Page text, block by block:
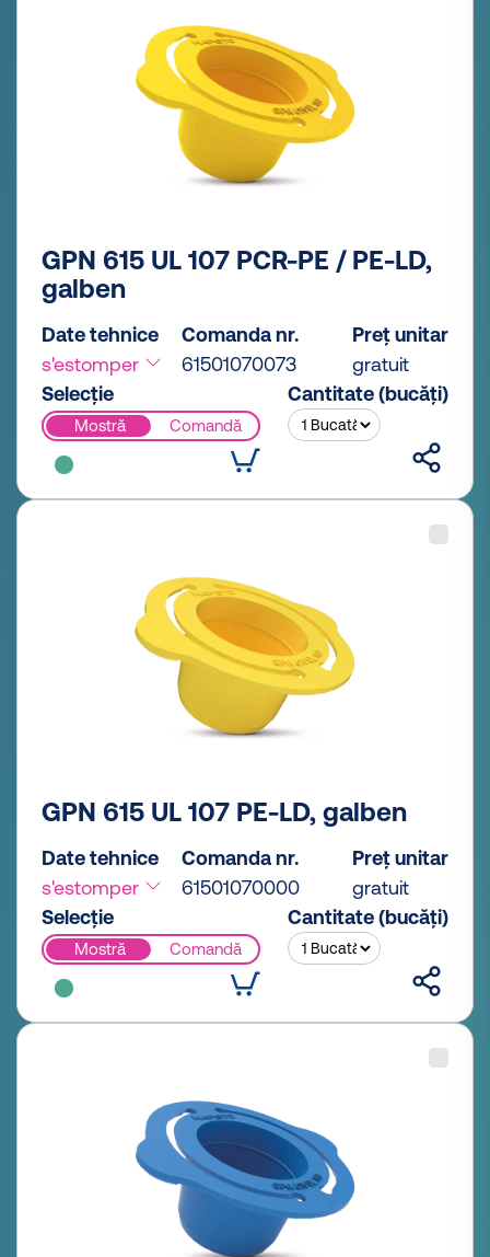
GPN 615 UL 107 PCR-PE / PE-LD,
galben
Date tehnice
s'estomper
Comanda nr.
61501070073
Preț unitar
gratuit
Selecție
Mostră Comandă
Cantitate (bucăți)
GPN 615 UL 107 PE-LD, galben
Date tehnice
s'estomper
Comanda nr.
61501070000
Preț unitar
gratuit
Selecție
Mostră Comandă
Cantitate (bucăți)